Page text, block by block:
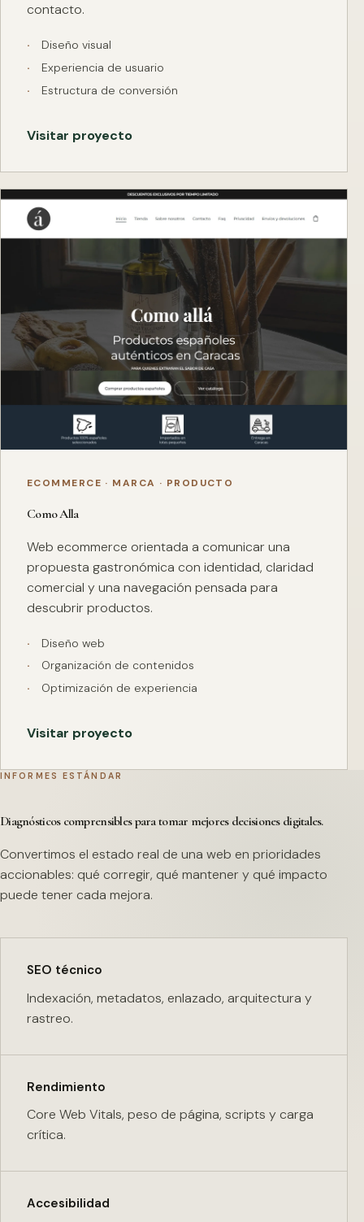
contacto.
Diseño visual
Experiencia de usuario
Estructura de conversión
Visitar proyecto
ECOMMERCE · MARCA · PRODUCTO
Como Alla
Web ecommerce orientada a comunicar una
propuesta gastronómica con identidad, claridad
comercial y una navegación pensada para
descubrir productos.
Diseño web
Organización de contenidos
Optimización de experiencia
Visitar proyecto
INFORMES ESTÁNDAR
Diagnósticos comprensibles para tomar mejores decisiones digitales.
Convertimos el estado real de una web en prioridades
accionables: qué corregir, qué mantener y qué impacto
puede tener cada mejora.
SEO técnico
Indexación, metadatos, enlazado, arquitectura y
rastreo.
Rendimiento
Core Web Vitals, peso de página, scripts y carga
crítica.
Accesibilidad